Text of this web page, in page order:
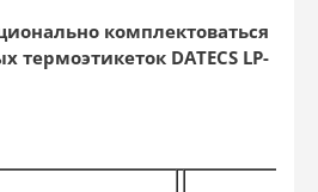
комплектоваться
термоэтикеток DATECS LP-